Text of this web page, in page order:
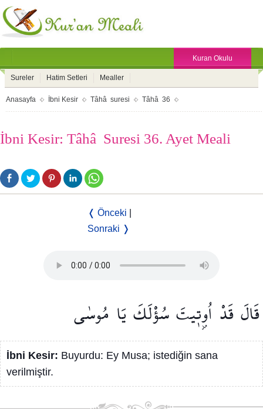
Kuran Okulu
Sureler Hatim Setleri Mealler
Anasayfa İbni Kesir Tâhâ suresi Tâhâ 36
İbni Kesir: Tâhâ Suresi 36. Ayet Meali
❬ Önceki
Sonraki ❭
قَالَ قَدْ اُو۫ت۪يتَسُؤْلَكَيَا مُوسٰى
İbni Kesir: Buyurdu: Ey Musa; istediğin sana
verilmiştir.